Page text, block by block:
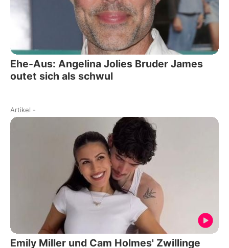
Ehe-Aus: Angelina Jolies Bruder James
outet sich als schwul
Artikel -
Emily Miller und Cam Holmes' Zwillinge